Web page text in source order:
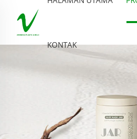
KONTAK